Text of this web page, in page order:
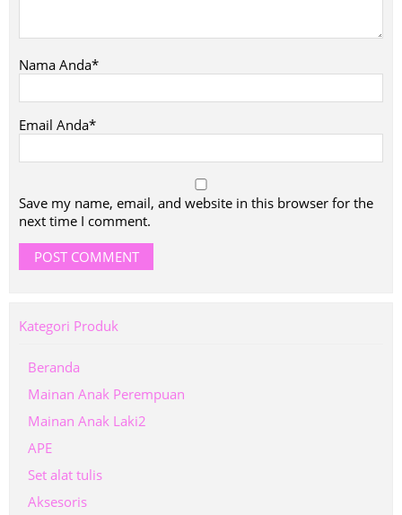
Nama Anda*
Email Anda*
Save my name, email, and website in this browser for the
next time I comment.
Kategori Produk
Beranda
Mainan Anak Perempuan
Mainan Anak Laki2
APE
Set alat tulis
Aksesoris